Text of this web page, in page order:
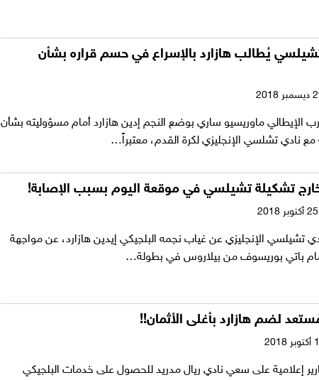
يُطالب هازارد بالإسراع في حسم قراره بشأن
الإيطالي ماوريسيو ساري بوضع النجم إدين هازارد أمام مسؤوليته بشأن
نادي تشلسي الإنجليزي لكرة القدم، معتبراً…
خارج تشكيلة تشيلسي في موقعة اليوم بسبب الإصابة!
تشيلسي الإنجليزي عن غياب نجمه البلجيكي إيدين هازارد، عن مواجهة
باتي بوريسوف من بيلاروس في بطولة…
لضم هازارد بأغلى الأثمان!!
إعلامية على سعي نادي ريال مدريد للحصول على خدمات البلجيكي